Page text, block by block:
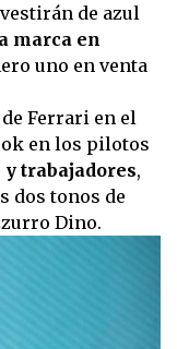
de azul
marca en
uno en venta
Ferrari en el
en los pilotos
trabajadores,
dos tonos de
Dino.